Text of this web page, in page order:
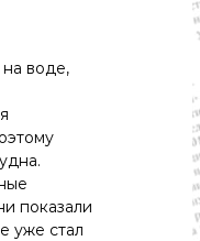
воде,
показали
уже стал